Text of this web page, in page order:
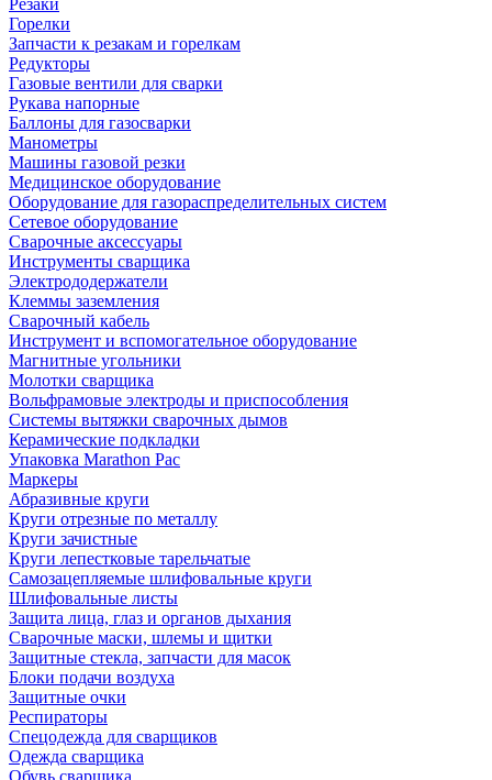
Резаки
Горелки
Запчасти к резакам и горелкам
Редукторы
Газовые вентили для сварки
Рукава напорные
Баллоны для газосварки
Манометры
Машины газовой резки
Медицинское оборудование
Оборудование для газораспределительных систем
Сетевое оборудование
Сварочные аксессуары
Инструменты сварщика
Электрододержатели
Клеммы заземления
Сварочный кабель
Инструмент и вспомогательное оборудование
Магнитные угольники
Молотки сварщика
Вольфрамовые электроды и приспособления
Системы вытяжки сварочных дымов
Керамические подкладки
Упаковка Marathon Pac
Маркеры
Абразивные круги
Круги отрезные по металлу
Круги зачистные
Круги лепестковые тарельчатые
Самозацепляемые шлифовальные круги
Шлифовальные листы
Защита лица, глаз и органов дыхания
Сварочные маски, шлемы и щитки
Защитные стекла, запчасти для масок
Блоки подачи воздуха
Защитные очки
Респираторы
Спецодежда для сварщиков
Одежда сварщика
Обувь сварщика